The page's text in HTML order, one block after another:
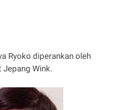
Ryoko diperankan oleh
Jepang Wink.